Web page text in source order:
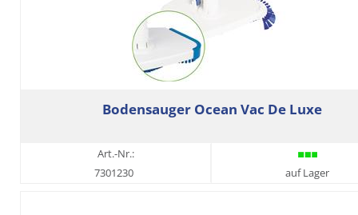
Bodensauger Ocean Vac De Luxe
Art.-Nr.:
7301230
auf Lager